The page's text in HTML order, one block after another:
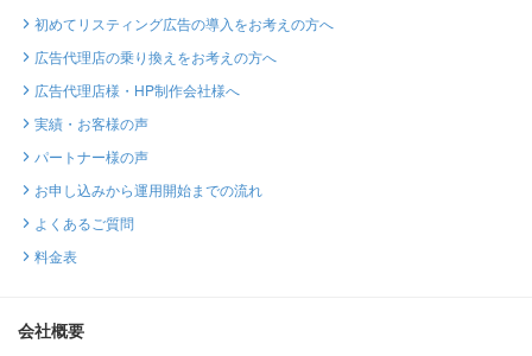
初めてリスティング広告の導入をお考えの方へ
広告代理店の乗り換えをお考えの方へ
広告代理店様・HP制作会社様へ
実績・お客様の声
パートナー様の声
お申し込みから運用開始までの流れ
よくあるご質問
料金表
会社概要